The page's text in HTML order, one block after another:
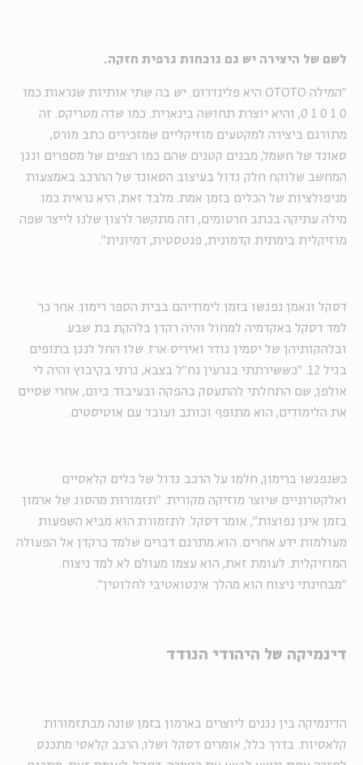
לשם של היצירה יש גם נוכחות גרפית חזקה.
"המילה OTOTO היא פלינדרום. יש בה שתי אותיות שנראות כמו
0 1 0 1 0, והיא יוצרת תחושה בינארית. כמו שדה מטריקס. זה
מתורגם ביצירה למקטעים מוזיקליים שמזכירים כתב מורס,
סאונד של חשמל, מבנים קטנים שהם כמו רצפים של מספרים ונגן
המחשב שלוקח חלק גדול בעיצוב הסאונד של ההרכב באמצעות
מניפולציות של הכלים בזמן אמת. מלבד זאת, היא נראית כמו
מילה עתיקה בכתב חרטומים, וזה מתקשר לרצון שלנו לייצר שפה
מוזיקלית בימתית קדמונית, פנטסטית, דמיונית".
דסקל ונאמן נפגשו בזמן לימודיהם בבית הספר רימון. אחר כך
למד דסקל באקדמיה למחול והיה רקדן בלהקת בת שבע
ובלהקותיהן של יסמין גודר ואיריס ארז. שלו החל לנגן בתופים
בגיל 12. "כששירתתי בגרעין נח"ל בצבא, גרתי בקיבוץ והיה לי
אולפן, שם התחלתי להתעסק בהפקה ובעיבוד. כיום, אחרי שסיים
את הלימודים, הוא מתופף וכותב ועובד עם אוטיסטים.
כשנפגשו ברימון, חלמו על הרכב גדול של כלים קלאסיים
ואלקטרוניים שיוצר מוזיקה מקורית. "תזמורות מהסוג של ארמון
בזמן אינן נפוצות", אומר דסקל. לתזמורת הוא מביא השפעות
מעולמות ידע אחרים. הוא מתרגם דברים שלמד כרקדן אל הפעולה
המוזיקלית. לעומת זאת, הוא עצמו מעולם לא למד ניצוח.
"מבחינתי ניצוח הוא מהלך אינטואטיבי לחלוטין".
דינמיקה של היהודי הנודד
הדינמיקה בין נגנים ליוצרים בארמון בזמן שונה מבתזמורות
קלאסיות. בדרך כלל, אומרים דסקל ושלו, הרכב קלאסי מתכנס